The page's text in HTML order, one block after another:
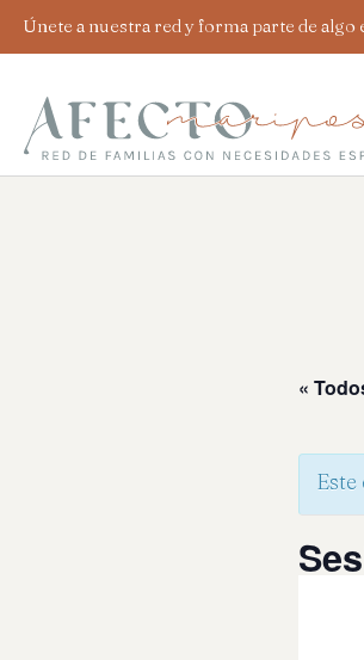
al
Únete a nuestra red y forma parte de
«